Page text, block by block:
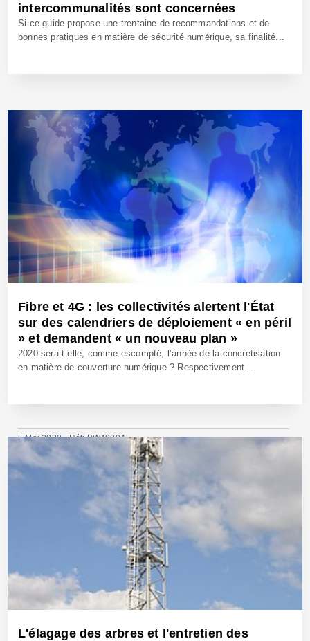
intercommunalités sont concernées
Si ce guide propose une trentaine de recommandations et de
bonnes pratiques en matière de sécurité numérique, sa finalité...
18 Nov 2020 - Réf: BW40406
Fibre et 4G : les collectivités alertent l'État
sur des calendriers de déploiement « en péril
» et demandent « un nouveau plan »
2020 sera-t-elle, comme escompté, l’année de la concrétisation
en matière de couverture numérique ? Respectivement...
5 Mai 2020 - Réf: BW40094
L'élagage des arbres et l'entretien des